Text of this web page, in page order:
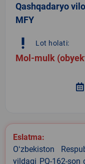
Qashqadaryo
MFY
priority_high Lot holati:
Mol-mulk
Eslatma:
Oʻzbekiston
yildagi PQ-162-son